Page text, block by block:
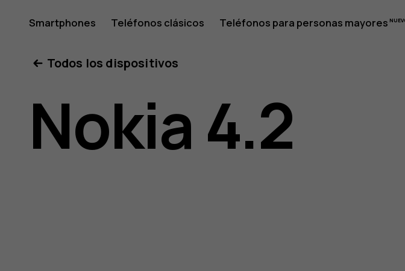
Guía
del
usuario
Smartphones Teléfonos clásicos Teléfonos para personas mayores
Todos los dispositivos
Nokia 4.2